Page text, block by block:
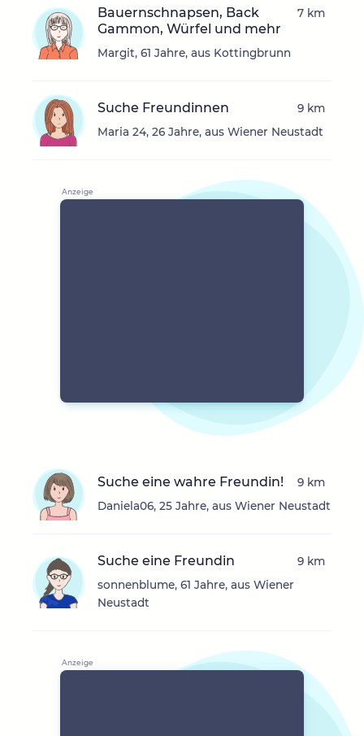
Bauernschnapsen, Back
Gammon, Würfel und mehr
Margit, 61 Jahre, aus Kottingbrunn
7 km
Suche Freundinnen
Maria 24, 26 Jahre, aus Wiener Neustadt
9 km
Suche eine wahre Freundin!
Daniela06, 25 Jahre, aus Wiener Neustadt
9 km
Suche eine Freundin
sonnenblume, 61 Jahre, aus Wiener
Neustadt
9 km